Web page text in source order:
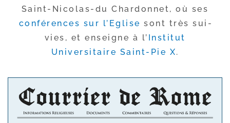
Saint-​Nicolas-​du Chardonnet, où ses
confé­rences sur l’Eglise sont très sui­
vies, et enseigne à l’ Institut
Universitaire Saint-​Pie X.